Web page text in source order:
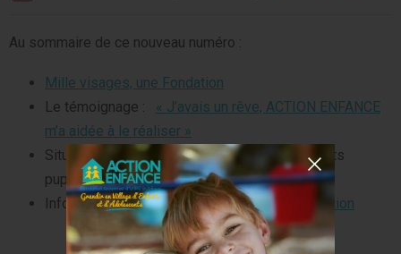
Au sommaire de ce nouveau numéro :
Mille visages, une Fondation
Le témoignage : « J’avais un rêve, ACTION ENFANCE
m’a aidée à le réaliser »
Situation éducative : « Accompagner les enfants
pupilles de l’État »
Infographie :Les enfants accueillis à la Fondation